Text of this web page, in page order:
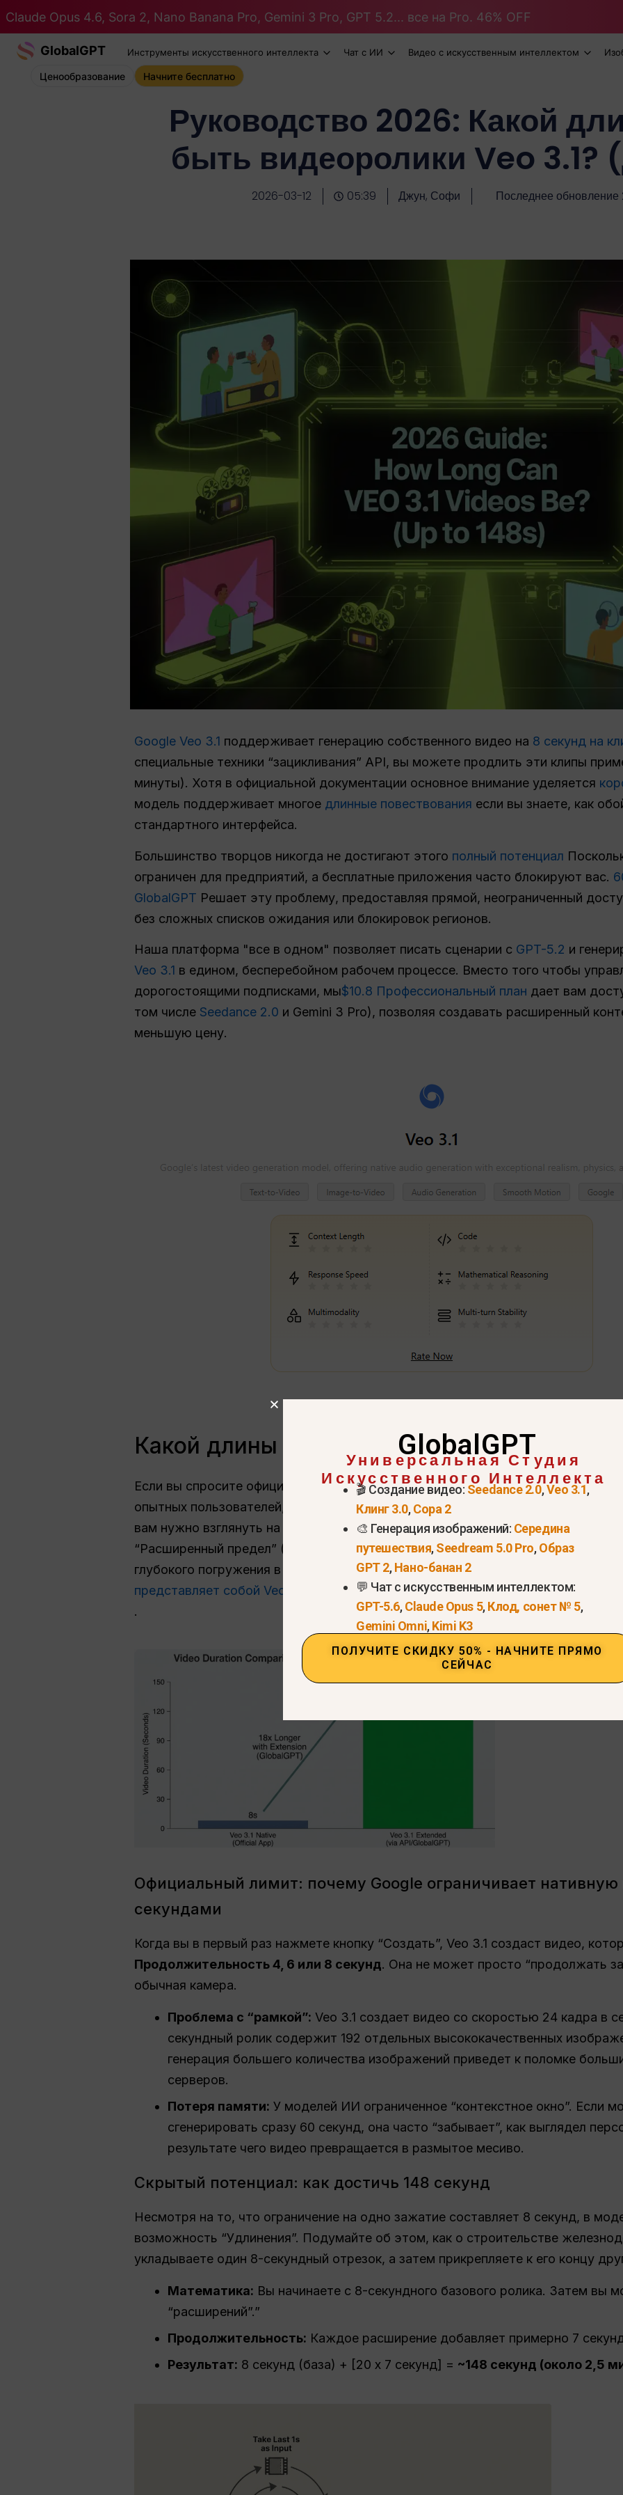
Claude Opus 4.6, Sora 2, Nano Banana Pro, Gemini 3 Pro, GPT 5.2... все на Pro. 46% OFF
GlobalGPT Инструменты искусственного интеллекта Чат с ИИ Видео с искусственным интеллектом
Ценообразование Начните бесплатно
Руководство 2026: Какой
быть видеоролики Veo 3.1?
2026-03-12 05:39 Джун, Софи Последнее
Google Veo 3.1 поддерживает генерацию собственного видео на 8 секунд на
специальные техники “зацикливания” API, вы можете продлить эти клипы
минуты). Хотя в официальной документации основное внимание уделяется
модель поддерживает многое длинные повествования если вы знаете, как
стандартного интерфейса.
Большинство творцов никогда не достигают этого полный потенциал
ограничен для предприятий, а бесплатные приложения часто блокируют вас.
GlobalGPT Решает эту проблему, предоставляя прямой, неограниченный
без сложных списков ожидания или блокировок регионов.
Наша платформа "все в одном" позволяет писать сценарии с GPT-5.2 и
Veo 3.1 в едином, бесперебойном рабочем процессе. Вместо того чтобы
дорогостоящими подписками, мы$10.8 Профессиональный план дает вам
том числе Seedance 2.0 и Gemini 3 Pro), позволяя создавать расширенный
меньшую цену.
Какой длины могут быть видеоролики Veo
Если вы спросите официальных представителей Google, ответ будет
опытных пользователей, то ответ будет гораздо длиннее. Чтобы понять
вам нужно взглянуть на два разных числа: “Родной предел” (то, что модель
“Расширенный предел” (то, что возможно с помощью таких инструментов, как
глубокого погружения в возможности модели ознакомьтесь с нашими
представляет собой Veo 3.1
.
Официальный лимит: почему Google ограничивает нативную
секундами
Когда вы в первый раз нажмете кнопку “Создать”, Veo 3.1 создаст видео,
Продолжительность 4, 6 или 8 секунд. Она не может просто “продолжать
обычная камера.
Проблема с “рамкой”: Veo 3.1 создает видео со скоростью 24 кадра в
секундный ролик содержит 192 отдельных высококачественных
генерация большего количества изображений приведет к поломке
серверов.
Потеря памяти: У моделей ИИ ограниченное “контекстное окно”. Если
сгенерировать сразу 60 секунд, она часто “забывает”, как выглядел
результате чего видео превращается в размытое месиво.
Скрытый потенциал: как достичь 148 секунд
Несмотря на то, что ограничение на одно зажатие составляет 8 секунд, в
возможность “Удлинения”. Подумайте об этом, как о строительстве
укладываете один 8-секундный отрезок, а затем прикрепляете к его концу
Математика: Вы начинаете с 8-секундного базового ролика. Затем вы
“расширений”.”
Продолжительность: Каждое расширение добавляет примерно 7
Результат: 8 секунд (база) + [20 x 7 секунд] = ~148 секунд (около 2,5
GlobalGPT
Универсальная Студия
Искусственного Интеллекта
🎬 Создание видео: Seedance 2.0,Veo 3.1,
Клинг 3.0,Сора 2
🎨 Генерация изображений: Середина
путешествия,Seedream 5.0 Pro,Образ
GPT 2,Нано-банан 2
💬 Чат с искусственным интеллектом:
GPT-5.6,Claude Opus 5,Клод, сонет № 5,
Gemini Omni,Kimi K3
ПОЛУЧИТЕ СКИДКУ 50% - НАЧНИТЕ ПРЯМО
СЕЙЧАС